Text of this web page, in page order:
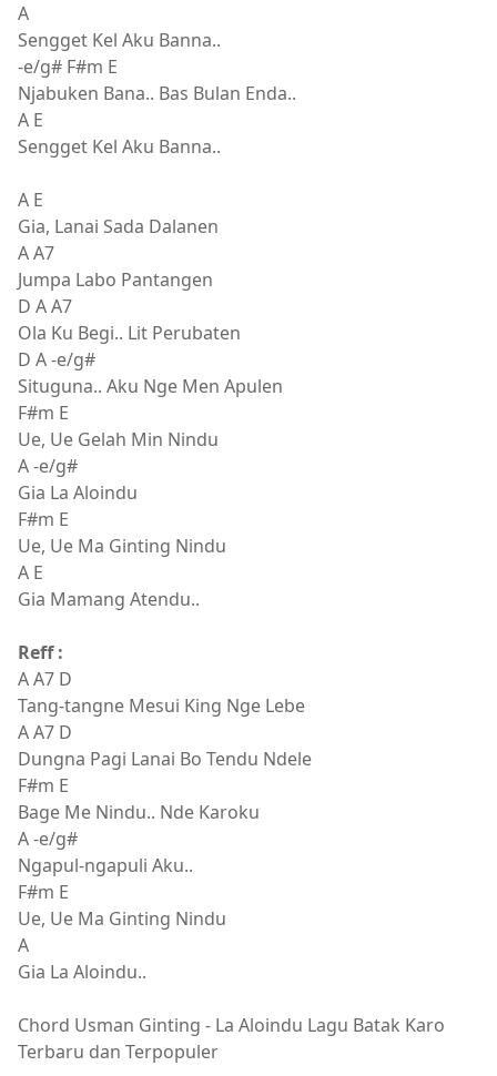
A
Sengget Kel Aku Banna..
-e/g# F#m E
Njabuken Bana.. Bas Bulan Enda..
A E
Sengget Kel Aku Banna..
A E
Gia, Lanai Sada Dalanen
A A7
Jumpa Labo Pantangen
D A A7
Ola Ku Begi.. Lit Perubaten
D A -e/g#
Situguna.. Aku Nge Men Apulen
F#m E
Ue, Ue Gelah Min Nindu
A -e/g#
Gia La Aloindu
F#m E
Ue, Ue Ma Ginting Nindu
A E
Gia Mamang Atendu..
Reff :
A A7 D
Tang-tangne Mesui King Nge Lebe
A A7 D
Dungna Pagi Lanai Bo Tendu Ndele
F#m E
Bage Me Nindu.. Nde Karoku
A -e/g#
Ngapul-ngapuli Aku..
F#m E
Ue, Ue Ma Ginting Nindu
A
Gia La Aloindu..
Chord Usman Ginting - La Aloindu Lagu Batak Karo
Terbaru dan Terpopuler